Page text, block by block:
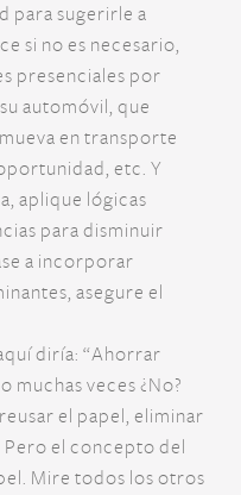
para sugerirle a
si no es necesario,
presenciales por
automóvil, que
en transporte
etc. Y
aplique lógicas
para disminuir
a incorporar
asegure el
diría: “Ahorrar
muchas veces ¿No?
el papel, eliminar
Pero el concepto del
Mire todos los otros